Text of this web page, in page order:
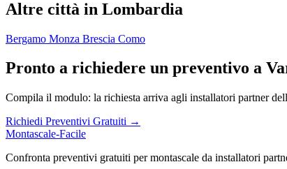
Altre città in Lombardia
Bergamo Monza Brescia Como
Pronto a richiedere un preventivo a
Compila il modulo: la richiesta arriva agli installatori partner
Richiedi Preventivi Gratuiti →
Montascale-Facile
Confronta preventivi gratuiti per montascale da installatori